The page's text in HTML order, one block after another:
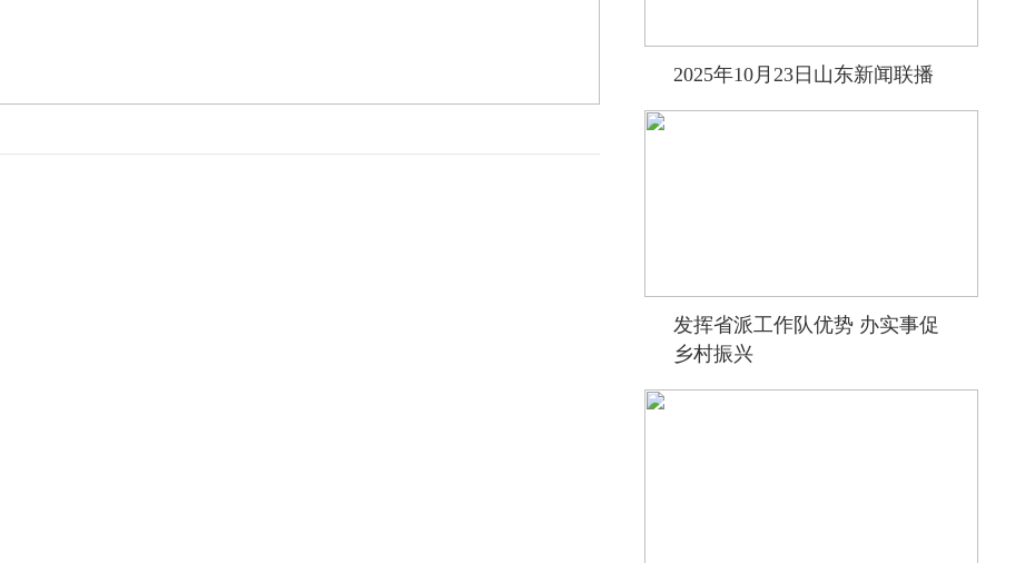
2025年10月23日山东新闻联播
发挥省派工作队优势 办实事促
乡村振兴